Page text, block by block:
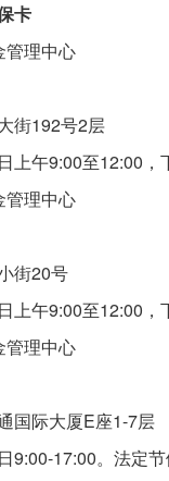
卡
管理中心
街192号2层
上午9:00至12:00，
管理中心
街20号
上午9:00至12:00，
管理中心
国际大厦E座1-7层
17:00。法定节